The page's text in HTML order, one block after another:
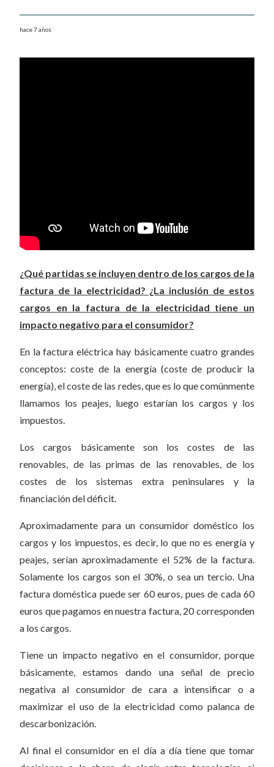
hace 7 años
¿Qué partidas se incluyen dentro de los cargos de la
factura de la electricidad? ¿La inclusión de estos
cargos en la factura de la electricidad tiene un
impacto negativo para el consumidor?
En la factura eléctrica hay básicamente cuatro grandes
conceptos: coste de la energía (coste de producir la
energía), el coste de las redes, que es lo que comúnmente
llamamos los peajes, luego estarían los cargos y los
impuestos.
Los cargos básicamente son los costes de las
renovables, de las primas de las renovables, de los
costes de los sistemas extra peninsulares y la
financiación del déficit.
Aproximadamente para un consumidor doméstico los
cargos y los impuestos, es decir, lo que no es energía y
peajes, serían aproximadamente el 52% de la factura.
Solamente los cargos son el 30%, o sea un tercio. Una
factura doméstica puede ser 60 euros, pues de cada 60
euros que pagamos en nuestra factura, 20 corresponden
a los cargos.
Tiene un impacto negativo en el consumidor, porque
básicamente, estamos dando una señal de precio
negativa al consumidor de cara a intensificar o a
maximizar el uso de la electricidad como palanca de
descarbonización.
Al final el consumidor en el día a día tiene que tomar